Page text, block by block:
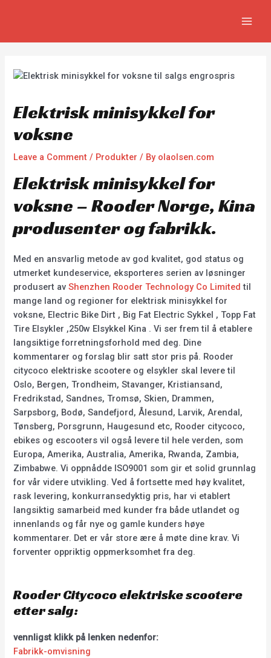
Elektrisk minisykkel for
voksne
Leave a Comment / Produkter / By olaolsen.com
Elektrisk minisykkel for
voksne – Rooder Norge, Kina
produsenter og fabrikk.
Med en ansvarlig metode av god kvalitet, god status og
utmerket kundeservice, eksporteres serien av løsninger
produsert avShenzhen Rooder Technology Co Limited til
mange land og regioner for elektrisk minisykkel for
voksne, Electric Bike Dirt , Big Fat Electric Sykkel , Topp Fat
Tire Elsykler ,250w Elsykkel Kina . Vi ser frem til å etablere
langsiktige forretningsforhold med deg. Dine
kommentarer og forslag blir satt stor pris på. Rooder
citycoco elektriske scootere og elsykler skal levere til
Oslo, Bergen, Trondheim, Stavanger, Kristiansand,
Fredrikstad, Sandnes, Tromsø, Skien, Drammen,
Sarpsborg, Bodø, Sandefjord, Ålesund, Larvik, Arendal,
Tønsberg, Porsgrunn, Haugesund etc, Rooder citycoco,
ebikes og escooters vil også levere til hele verden, som
Europa, Amerika, Australia, Amerika, Rwanda, Zambia,
Zimbabwe. Vi oppnådde ISO9001 som gir et solid grunnlag
for vår videre utvikling. Ved å fortsette med høy kvalitet,
rask levering, konkurransedyktig pris, har vi etablert
langsiktig samarbeid med kunder fra både utlandet og
innenlands og får nye og gamle kunders høye
kommentarer. Det er vår store ære å møte dine krav. Vi
forventer oppriktig oppmerksomhet fra deg.
Rooder Citycoco elektriske scootere
etter salg:
vennligst klikk på lenken nedenfor:
Fabrikk-omvisning